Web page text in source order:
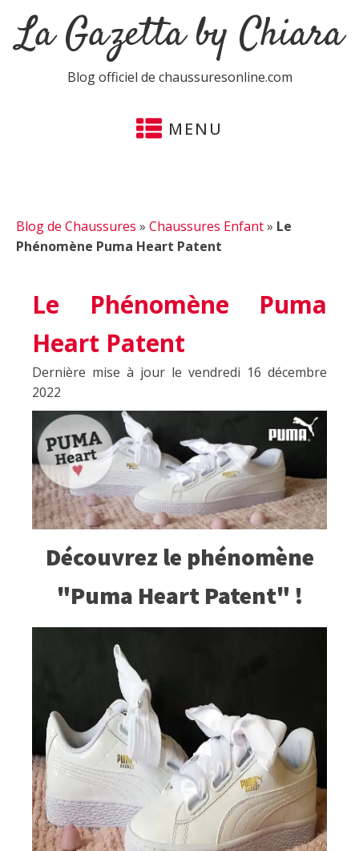
La Gazetta by Chiara
Blog officiel de chaussuresonline.com
MENU
Blog de Chaussures » Chaussures Enfant» Le
Phénomène Puma Heart Patent
Le Phénomène Puma
Heart Patent
Dernière mise à jour le vendredi 16 décembre
2022
Découvrez le phénomène
"Puma Heart Patent" !